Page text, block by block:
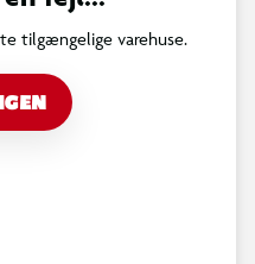
tilgængelige varehuse.